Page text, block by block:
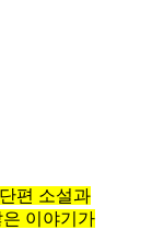
편 소설과
이야기가